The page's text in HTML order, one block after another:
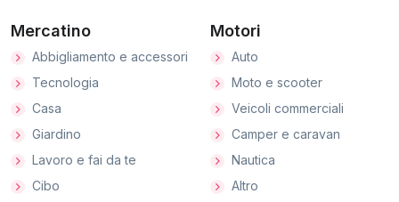
Mercatino
Abbigliamento e accessori
Tecnologia
Casa
Giardino
Lavoro e fai da te
Cibo
Motori
Auto
Moto e scooter
Veicoli commerciali
Camper e caravan
Nautica
Altro